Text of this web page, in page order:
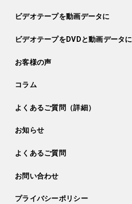
ビデオテープを動画データに
ビデオテープをDVDと動画データに
お客様の声
コラム
よくあるご質問（詳細）
お知らせ
よくあるご質問
お問い合わせ
プライバシーポリシー